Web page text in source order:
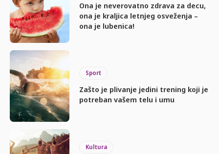
Ona je neverovatno zdrava za decu,
ona je kraljica letnjeg osveženja –
ona je lubenica!
Sport
Zašto je plivanje jedini trening koji je
potreban vašem telu i umu
Kultura